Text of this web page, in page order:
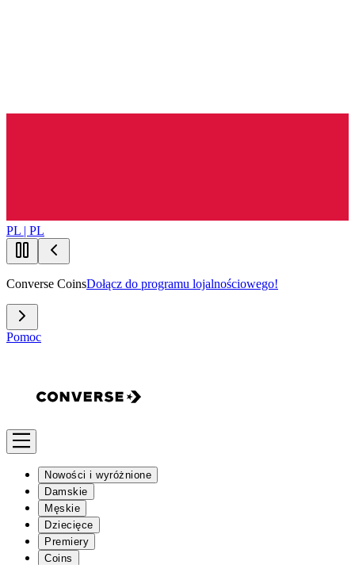
PL | PL
Converse CoinsDołącz do programu lojalnościowego!
Pomoc
Nowości i wyróżnione
Damskie
Męskie
Dziecięce
Premiery
Coins